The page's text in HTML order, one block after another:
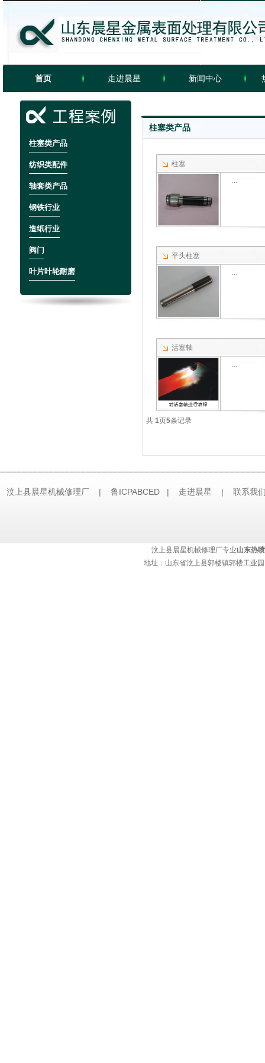
首页 走进晨星 新闻中心
柱塞类产品
纺织类配件
轴套类产品
钢铁行业
造纸行业
阀门
叶片叶轮耐磨
柱塞类产品
柱塞
...
平头柱塞
...
活塞轴
...
共 1页5条记录
汶上县晨星机械修理厂 | 鲁ICPABCED | 走进晨星 | 联系我
汶上县晨星机械修理厂专业山东热
地址：山东省汶上县郭楼镇郭楼工业